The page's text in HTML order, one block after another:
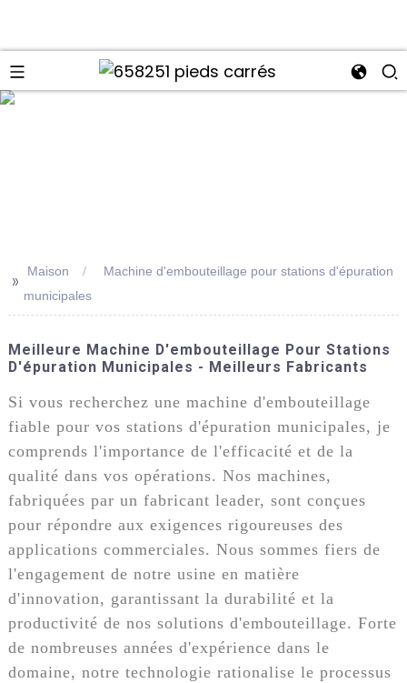
>> Maison
Machine d'embouteillage pour stations d'épuration
municipales
Meilleure Machine D'embouteillage Pour Stations
D'épuration Municipales - Meilleurs Fabricants
Si vous recherchez une machine d'embouteillage
fiable pour vos stations d'épuration municipales, je
comprends l'importance de l'efficacité et de la
qualité dans vos opérations. Nos machines,
fabriquées par un fabricant leader, sont conçues
pour répondre aux exigences rigoureuses des
applications commerciales. Nous sommes fiers de
l'engagement de notre usine en matière
d'innovation, garantissant la durabilité et la
productivité de nos solutions d'embouteillage. Forte
de nombreuses années d'expérience dans le
domaine, notre technologie rationalise le processus